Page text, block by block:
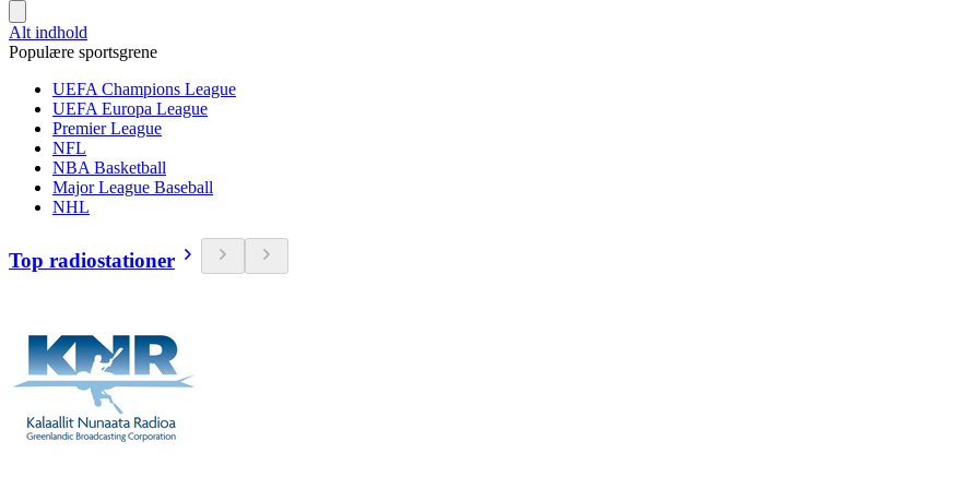
Alt indhold
Populære sportsgrene
UEFA Champions League
UEFA Europa League
Premier League
NFL
NBA Basketball
Major League Baseball
NHL
Top radiostationer